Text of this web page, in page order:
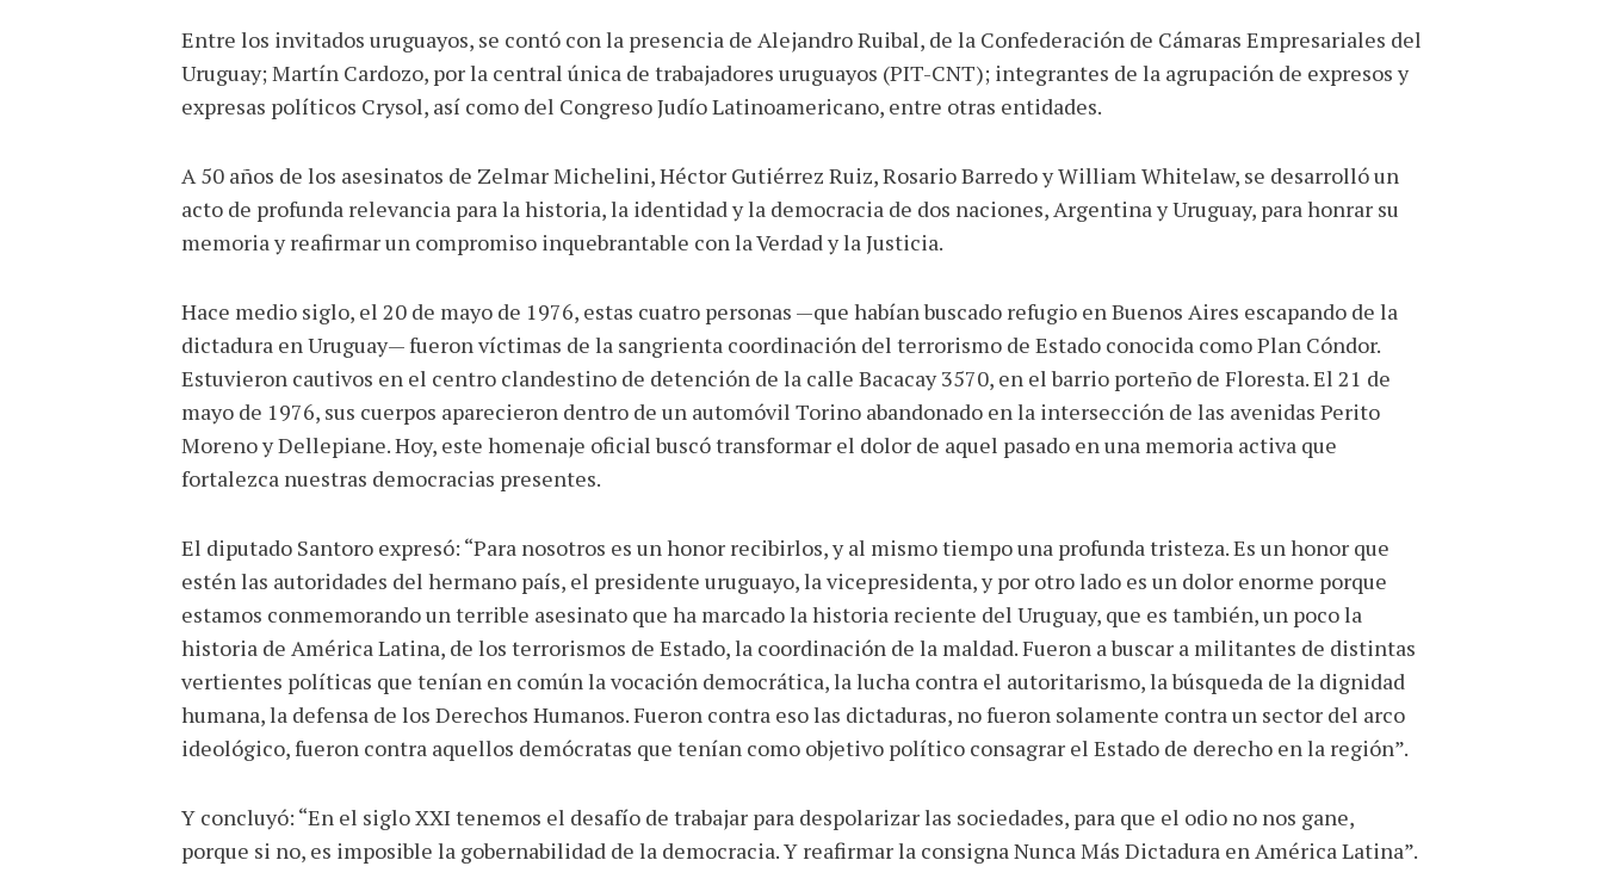
Entre los invitados uruguayos, se contó con la presencia de Alejandro Ruibal, de la Confederación de Cámaras Empresariales del
Uruguay; Martín Cardozo, por la central única de trabajadores uruguayos (PIT-CNT); integrantes de la agrupación de expresos y
expresas políticos Crysol, así como del Congreso Judío Latinoamericano, entre otras entidades.
A 50 años de los asesinatos de Zelmar Michelini, Héctor Gutiérrez Ruiz, Rosario Barredo y William Whitelaw, se desarrolló un
acto de profunda relevancia para la historia, la identidad y la democracia de dos naciones, Argentina y Uruguay, para honrar su
memoria y reafirmar un compromiso inquebrantable con la Verdad y la Justicia.
Hace medio siglo, el 20 de mayo de 1976, estas cuatro personas —que habían buscado refugio en Buenos Aires escapando de la
dictadura en Uruguay— fueron víctimas de la sangrienta coordinación del terrorismo de Estado conocida como Plan Cóndor.
Estuvieron cautivos en el centro clandestino de detención de la calle Bacacay 3570, en el barrio porteño de Floresta. El 21 de
mayo de 1976, sus cuerpos aparecieron dentro de un automóvil Torino abandonado en la intersección de las avenidas Perito
Moreno y Dellepiane. Hoy, este homenaje oficial buscó transformar el dolor de aquel pasado en una memoria activa que
fortalezca nuestras democracias presentes.
El diputado Santoro expresó: “Para nosotros es un honor recibirlos, y al mismo tiempo una profunda tristeza. Es un honor que
estén las autoridades del hermano país, el presidente uruguayo, la vicepresidenta, y por otro lado es un dolor enorme porque
estamos conmemorando un terrible asesinato que ha marcado la historia reciente del Uruguay, que es también, un poco la
historia de América Latina, de los terrorismos de Estado, la coordinación de la maldad. Fueron a buscar a militantes de distintas
vertientes políticas que tenían en común la vocación democrática, la lucha contra el autoritarismo, la búsqueda de la dignidad
humana, la defensa de los Derechos Humanos. Fueron contra eso las dictaduras, no fueron solamente contra un sector del arco
ideológico, fueron contra aquellos demócratas que tenían como objetivo político consagrar el Estado de derecho en la región”.
Y concluyó: “En el siglo XXI tenemos el desafío de trabajar para despolarizar las sociedades, para que el odio no nos gane,
porque si no, es imposible la gobernabilidad de la democracia. Y reafirmar la consigna Nunca Más Dictadura en América Latina”.